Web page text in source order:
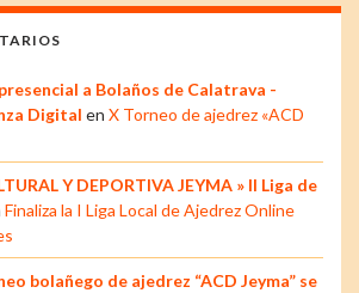
a Bolaños de Calatrava -
Digital en X Torneo de ajedrez «ACD
Y DEPORTIVA JEYMA » II Liga de
Finaliza la I Liga Local de Ajedrez Online
bolañego de ajedrez “ACD Jeyma” se